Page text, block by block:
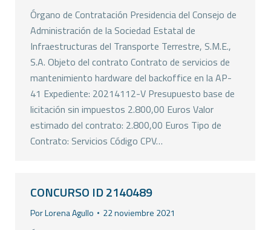
Órgano de Contratación Presidencia del Consejo de
Administración de la Sociedad Estatal de
Infraestructuras del Transporte Terrestre, S.M.E.,
S.A. Objeto del contrato Contrato de servicios de
mantenimiento hardware del backoffice en la AP-
41 Expediente: 20214112-V Presupuesto base de
licitación sin impuestos 2.800,00 Euros Valor
estimado del contrato: 2.800,00 Euros Tipo de
Contrato: Servicios Código CPV…
CONCURSO ID 2140489
PorLorena Agullo 22 noviembre 2021